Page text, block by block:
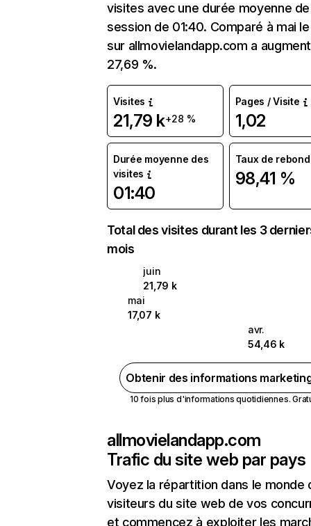
visites avec une durée moyenne
session de 01:40. Comparé à mai
sur allmovielandapp.com a
27,69 %.
Visites
21,79 k+28 %
Pages / Visite
1,02
Durée moyenne des
visites
01:40
Taux de rebond
98,41 %
Total des visites durant les 3
mois
juin
21,79 k
mai
17,07 k
avr.
54,46 k
Obtenir des informations
10 fois plus d'informations quotidiennes.
allmovielandapp.com
Trafic du site web par pays
Voyez la répartition dans le monde
visiteurs du site web de vos
et commencez à exploiter les